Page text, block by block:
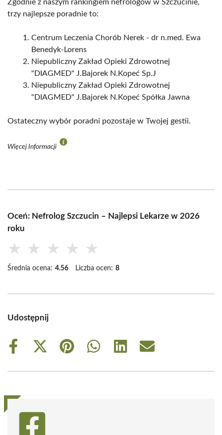
Zgodnie z naszym rankingiem nefrologów w Szczucinie,
trzy najlepsze poradnie to:
Centrum Leczenia Chorób Nerek - dr n.med. Ewa
Benedyk-Lorens
Niepubliczny Zakład Opieki Zdrowotnej
"DIAGMED" J.Bajorek N.Kopeć Sp.J
Niepubliczny Zakład Opieki Zdrowotnej
"DIAGMED" J.Bajorek N.Kopeć Spółka Jawna
Ostateczny wybór poradni pozostaje w Twojej gestii.
Więcej Informacji
Oceń: Nefrolog Szczucin – Najlepsi Lekarze w 2026
roku
★ ★ ★ ★ ★
Średnia ocena: 4.56 Liczba ocen: 8
Udostępnij
Share
Share
(Twitter)
Share
Share
Share
Share